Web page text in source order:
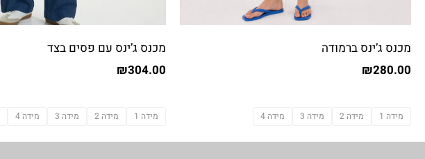
מכנס ג’ינס ברמודה
₪280.00
מידה 1 מידה 2 מידה 3 מידה 4
מכנס ג’ינס עם פסים בצד
₪304.00
מידה 1 מידה 2 מידה 3 מידה 4